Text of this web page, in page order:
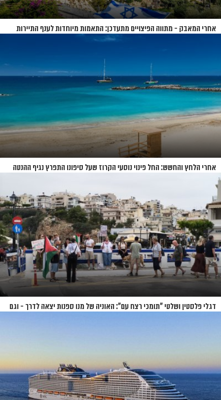
אחרי המאבק - מתווה הפיצויים מתעדכן: התאמות מיוחדות לענף התיירות
אחרי הלחץ והחשש: החל פינוי נוסעי הקרוז שעל סיפונו התפרץ נגיף ההנטה
דגלי פלסטין ושלטי "תומכי רצח עם": האוניה של מנו ספנות יצאה לדרך - וגם